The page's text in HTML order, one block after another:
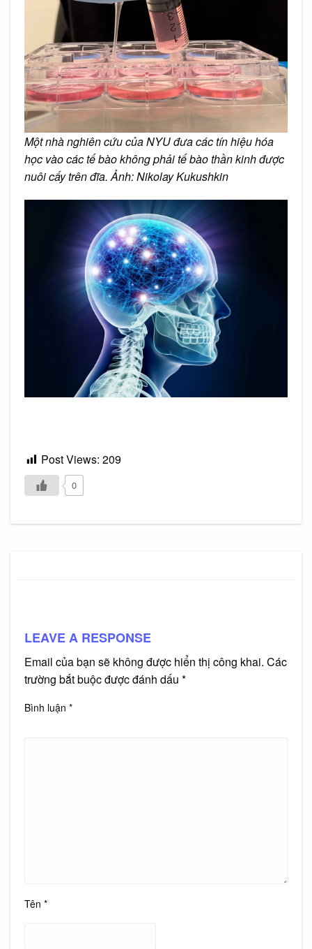
Một nhà nghiên cứu của NYU đưa các tín hiệu hóa
học vào các tế bào không phải tế bào thần kinh được
nuôi cấy trên đĩa. Ảnh:Nikolay Kukushkin
Post Views: 209
0
LEAVE A RESPONSE
Email của bạn sẽ không được hiển thị công khai. Các
trường bắt buộc được đánh dấu *
Bình luận *
Tên *